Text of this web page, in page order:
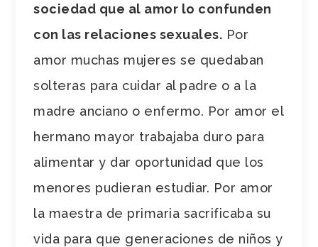
sociedad que al amor lo confunden
con las relaciones sexuales. Por
amor muchas mujeres se quedaban
solteras para cuidar al padre o a la
madre anciano o enfermo. Por amor el
hermano mayor trabajaba duro para
alimentar y dar oportunidad que los
menores pudieran estudiar. Por amor
la maestra de primaria sacrificaba su
vida para que generaciones de niños y